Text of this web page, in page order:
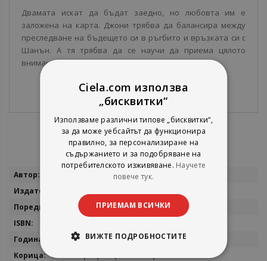
Двамата искат да бъдат заедно, но любовта им е
заложена на карта. Джони трябва да балансира между
преследване на бъдещето си в ръгбито и връзката си с
Шанън. А тя трябва да се научи да приема цялото
внимание, което идва с това да е гадже на звезда.
Повече
Boys of Tommen
2026
мека корица с цветни порезки
Ciela.com използва
„бисквитки“
Използваме различни типове „бисквитки“,
за да може уебсайтът да функционира
правилно, за персонализиране на
съдържанието и за подобряване на
потребителското изживяване. Научете
повече тук.
ПРИЕМАМ ВСИЧКИ
ВИЖТЕ ПОДРОБНОСТИТЕ